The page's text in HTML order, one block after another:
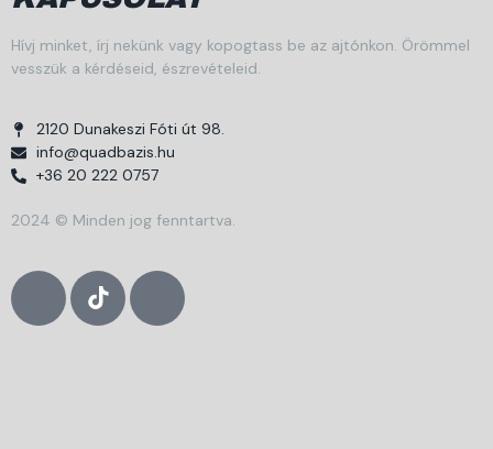
Hívj minket, írj nekünk vagy kopogtass be az ajtónkon. Örömmel
vesszük a kérdéseid, észrevételeid.
2120 Dunakeszi Fóti út 98.
info@quadbazis.hu
+36 20 222 0757
2024 © Minden jog fenntartva.